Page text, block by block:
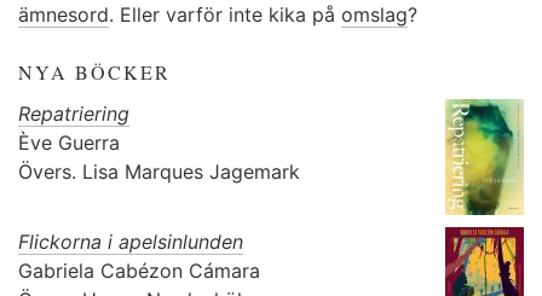
ämnesord. Eller varför inte kika på omslag?
NYA BÖCKER
Repatriering
Ève Guerra
Övers. Lisa Marques Jagemark
Flickorna i apelsinlunden
Gabriela Cabézon Cámara